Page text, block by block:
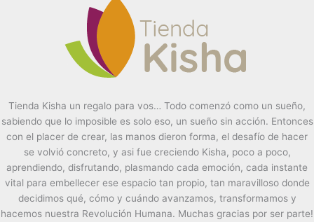
Tienda Kisha un regalo para vos… Todo comenzó como un sueño,
sabiendo que lo imposible es solo eso, un sueño sin acción. Entonces
con el placer de crear, las manos dieron forma, el desafío de hacer
se volvió concreto, y asi fue creciendo Kisha, poco a poco,
aprendiendo, disfrutando, plasmando cada emoción, cada instante
vital para embellecer ese espacio tan propio, tan maravilloso donde
decidimos qué, cómo y cuándo avanzamos, transformamos y
hacemos nuestra Revolución Humana. Muchas gracias por ser parte!